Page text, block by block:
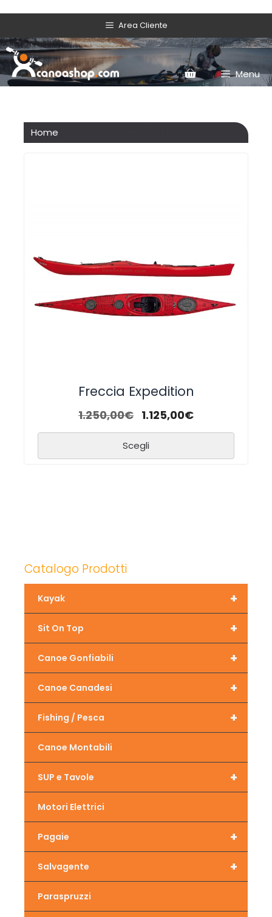
Area Cliente
Menu
Home
Freccia Expedition
1.250,00€ 1.125,00€
Scegli
Catalogo Prodotti
+
Kayak
+
Sit On Top
+
Canoe Gonfiabili
+
Canoe Canadesi
+
Fishing / Pesca
Canoe Montabili
+
SUP e Tavole
Motori Elettrici
+
Pagaie
+
Salvagente
Paraspruzzi